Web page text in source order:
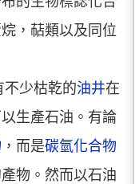
，萜類以及同位
不少枯乾的油井在
生產石油。有論
，而是碳氫化合物
物。然而以石油